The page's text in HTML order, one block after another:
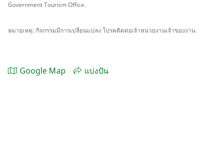
Government Tourism Office.
หมายเหตุ: กิจกรรมมีการเปลี่ยนแปลง โปรคติดต่อเจ้าหน่วยงานเจ้าของงาน
Google Map แบ่งปัน